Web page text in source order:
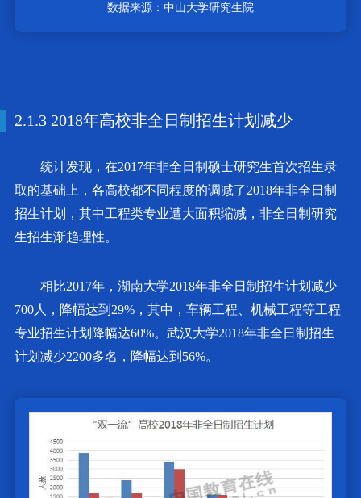
数据来源：中山大学研究生院
2.1.3 2018年高校非全日制招生计划减少
统计发现，在2017年非全日制硕士研究生首次招生录
取的基础上，各高校都不同程度的调减了2018年非全日制
招生计划，其中工程类专业遭大面积缩减，非全日制研究
生招生渐趋理性。
相比2017年，湖南大学2018年非全日制招生计划减少
700人，降幅达到29%，其中，车辆工程、机械工程等工程
专业招生计划降幅达60%。武汉大学2018年非全日制招生
计划减少2200多名，降幅达到56%。